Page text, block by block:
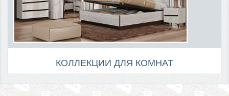
КОЛЛЕКЦИИ ДЛЯ КОМНАТ